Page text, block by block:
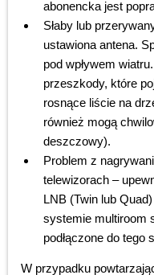
abonencka jest
Słaby lub
ustawiona antena.
pod wpływem
przeszkody, które
rosnące liście na
również mogą
deszczowy).
Problem z
telewizorach –
LNB (Twin lub
systemie multiroom
podłączone do tego
W przypadku